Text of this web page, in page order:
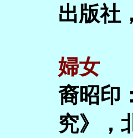
出版社
婦女
裔昭印
究》，